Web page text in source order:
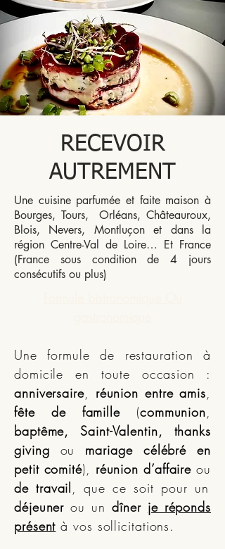
RECEVOIR
AUTREMENT
Une cuisine parfumée et faite maison à
Bourges, Tours, Orléans, Châteauroux,
Blois, Nevers, Montluçon et dans la
région Centre-Val de Loire… Et France
(France sous condition de 4 jours
consécutifs ou plus)
Une formule de restauration à
domicile en toute occasion :
anniversaire, réunion entre amis,
fête de famille(communion,
baptême, Saint-Valentin, thanks
giving ou mariage célébré en
petit comité), réunion d’affaireou
de travail, que ce soit pour un
déjeunerou undîner je réponds
présent à vos sollicitations.